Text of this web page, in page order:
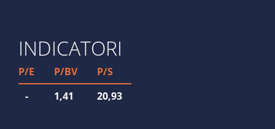
INDICATORI
P/E P/BV
P/S
-
1,41 20,93